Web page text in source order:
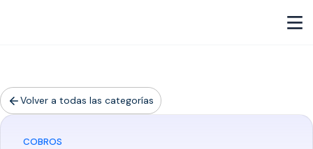
Volver a todas las categorías
COBROS